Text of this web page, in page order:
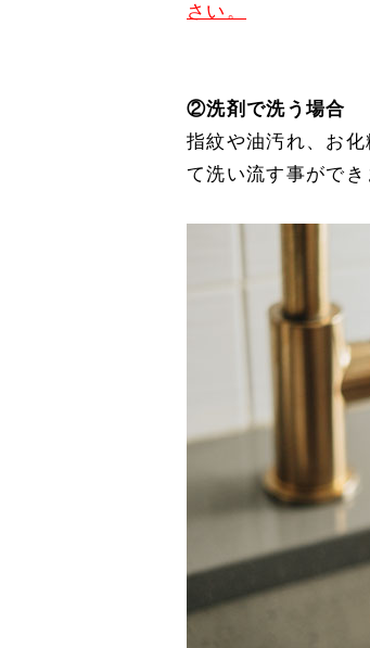
さい。
②洗剤で洗う場合
指紋や油汚れ、お
て洗い流す事ができ